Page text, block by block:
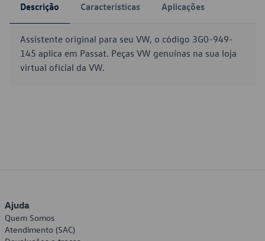
Descrição Características Aplicações
Assistente original para seu VW, o código 3G0-949-
145 aplica em Passat. Peças VW genuínas na sua loja
virtual oficial da VW.
Ajuda
Quem Somos
Atendimento (SAC)